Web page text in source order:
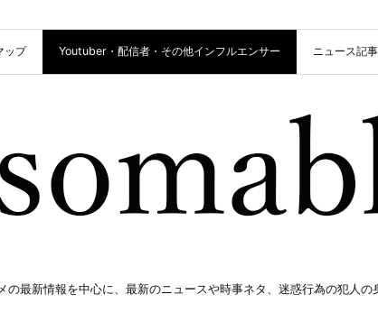
ップ Youtuber・配信者・その他インフルエンサー ニュース記事
最新情報を中心に、最新のニュースや時事ネタ、迷惑行為の犯人